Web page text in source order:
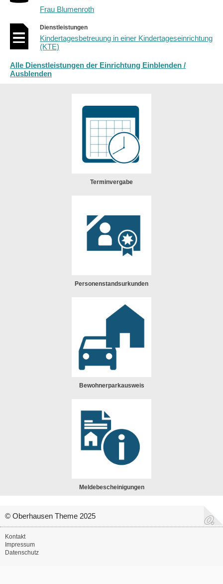
Frau Blumenroth
Dienstleistungen
Kindertagesbetreuung in einer Kindertageseinrichtung
(KTE)
Alle Dienstleistungen der Einrichtung Einblenden /
Ausblenden
Terminvergabe
Personenstandsurkunden
Bewohnerparkausweis
Meldebescheinigungen
© Oberhausen Theme 2025
Kontakt
Impressum
Datenschutz